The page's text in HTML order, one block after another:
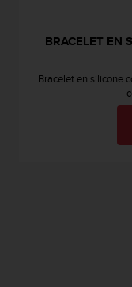
BRACELET EN
Bracelet en silicone